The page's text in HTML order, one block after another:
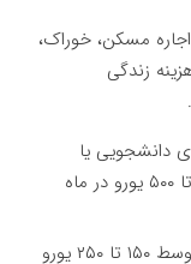
مسکن، خوراک،
زندگی
دانشجویی یا
آپارتمان‌های مشترک معمولاً بین ۲۵۰ تا ۵۰۰ یورو در ماه
: هزینه خوراک ماهانه به‌طور متوسط ۱۵۰ تا ۲۵۰ یورو